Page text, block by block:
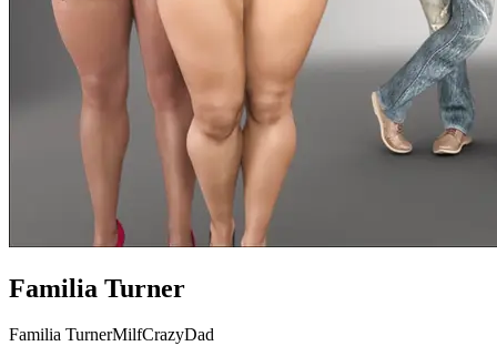
Familia Turner
Familia TurnerMilfCrazyDad